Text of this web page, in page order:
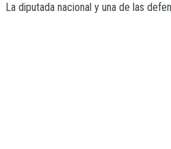
La diputada nacional y una de las